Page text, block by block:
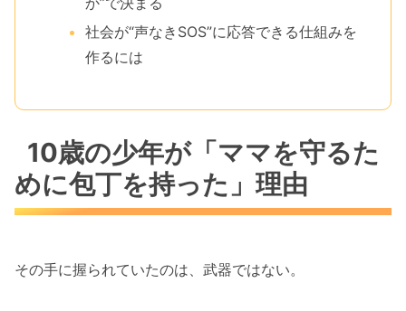
社会が“声なきSOS”に応答できる仕組みを
作るには
10歳の少年が「ママを守るた
めに包丁を持った」理由
その手に握られていたのは、武器ではない。